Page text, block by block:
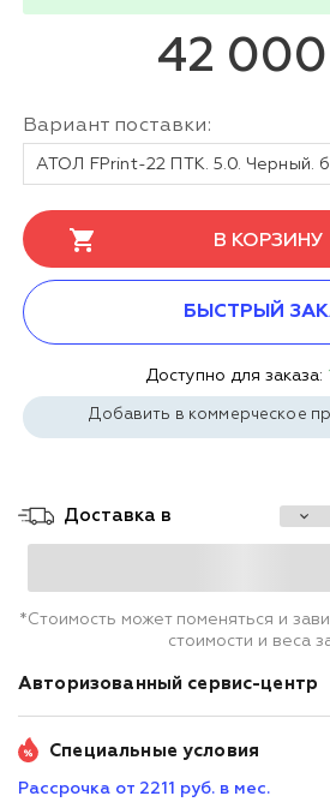
42
Вариант поставки:
АТОЛ FPrint-22 ПТК. 5.0. Черный.
В КОРЗИНУ
БЫСТРЫЙ
Доступно для заказа:
Добавить в коммерческое
Доставка в
*Стоимость может поменяться и
стоимости и веса
Авторизованный сервис-центр
Специальные условия
Рассрочка от 2211 руб. в мес.